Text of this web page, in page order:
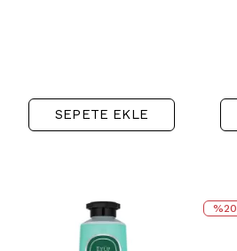
SEPETE EKLE
%20